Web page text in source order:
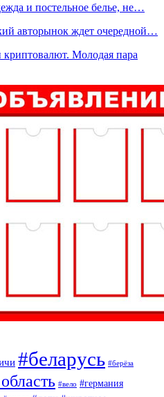
и постельное белье, не…
авторынок ждет очередной…
Молодая пара
#беларусь #берёза
#вело #германия